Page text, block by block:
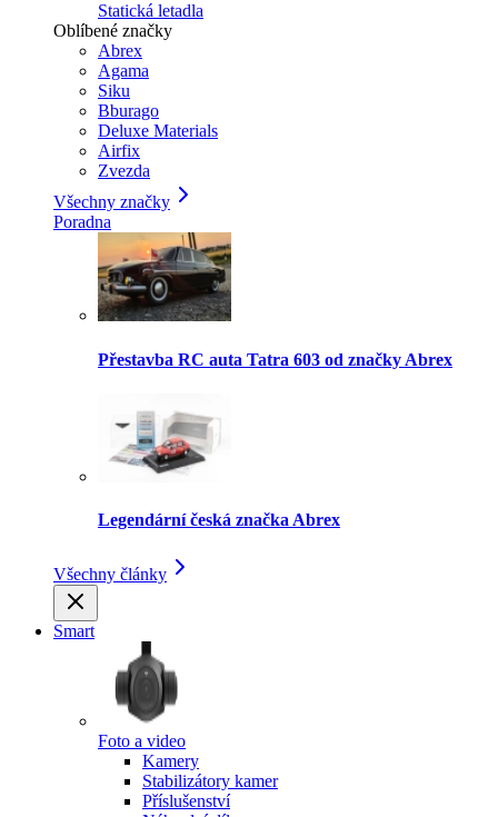
Statická letadla
Oblíbené značky
Abrex
Agama
Siku
Bburago
Deluxe Materials
Airfix
Zvezda
Všechny značky
Poradna
Přestavba RC auta Tatra 603 od značky Abrex
Legendární česká značka Abrex
Všechny články
Smart
Foto a video
Kamery
Stabilizátory kamer
Příslušenství